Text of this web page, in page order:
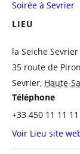
Soirée à Sevrier
LIEU
la Seiche Sevrier
35 route de Piron
Sevrier, Haute-
Téléphone
+33 450 11 11 11
Voir Lieu site